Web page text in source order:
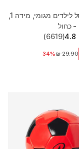
מיני כדורסל לילדים מגומי, מידה 1,
4.8
(6619)
מחיר לפני הנחה‏29.90 ₪
34%